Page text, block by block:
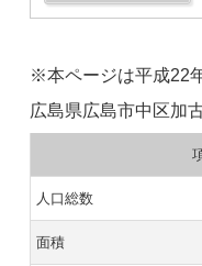
※本ページは平成22
広島県広島市中区加
人口総数
面積